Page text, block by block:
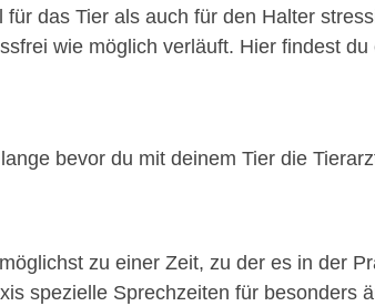
das Tier als auch für den Halter
wie möglich verläuft. Hier findest
bevor du mit deinem Tier die
zu einer Zeit, zu der es in der
spezielle Sprechzeiten für besonders